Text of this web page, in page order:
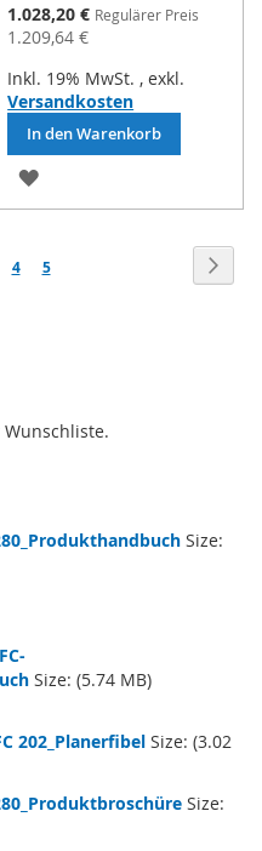
Sonderpreis
1.028,20 € Regulärer Preis
1.209,64 €
Inkl. 19% MwSt. , exkl.
Versandkosten
In den Warenkorb
ZUR
WUNSCHLISTE
HINZUFÜGEN
SeiteSeite
4 Seite
5
Size:
Size: (5.74 MB)
202_Planerfibel Size: (3.02
Size: